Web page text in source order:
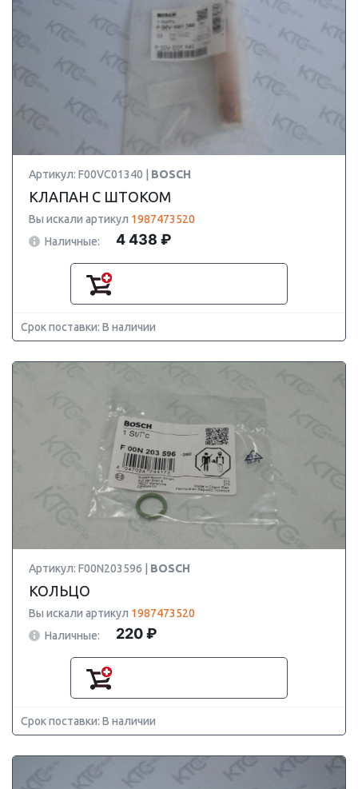
Артикул: F00VC01340 | BOSCH
КЛАПАН С ШТОКОМ
Вы искали артикул 1987473520
Наличные:
4 438 ₽
Срок поставки: В наличии
Артикул: F00N203596 | BOSCH
КОЛЬЦО
Вы искали артикул 1987473520
Наличные:
220 ₽
Срок поставки: В наличии